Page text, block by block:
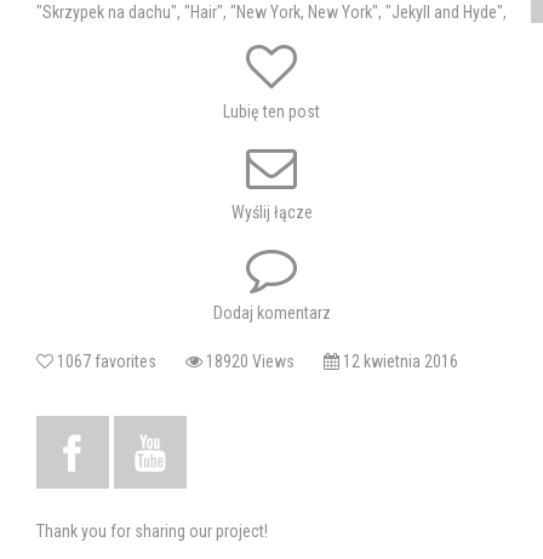
"Skrzypek na dachu", "Hair", "New York, New York", "Jekyll and Hyde",
muzyki rozrywkowej. Zatem każdy bez względu na wiek znajdzie
coś dla siebie. Adrian Wiśniewski jest filarem studia muzycznego
ACCANTUS, które ma ogromną grupę fanów. Od października jest
Adrian Wiśniewski - Absolwent Państwowej Wyższej Szkoły
Teatralnej im. L. Solskiego w Krakowie, na Wydziale Aktorskim ze
przedstawieniach dyplomowych w reż. Wojciecha Kościelniaka: rolę
Demetriusza w "Śnie Nocy Letniej. Trans-Operze" oraz Józefa K. w
"Procesie – spektaklu muzycznym". W pracy nad "Procesem" pełnił
również funkcję asystenta reżysera. Zadebiutował na deskach
Teatru Muzycznego Capitol we Wrocławiu, gdzie zagrał Hipolita w
"Idiocie" w reż. W. Kościelniaka, ponadto współpracował z Gliwickim
ACCANTUS oraz Teatrem Rampa w Warszawie. Na swoim koncie
ma epizody w serialach (m.in.) "M jak Miłość", "Klan", "Na dobre i na
aktorskie w Bemowskim Centrum Kultury, w Chełmskim Domu
Kultury (Chadek Musical Academy), Teatrze Muzycznym "Tintilo"
Lubię ten post
Wyślij łącze
Dodaj komentarz
1067 favorites 18920 Views 12 kwietnia 2016
Thank you for sharing our project!